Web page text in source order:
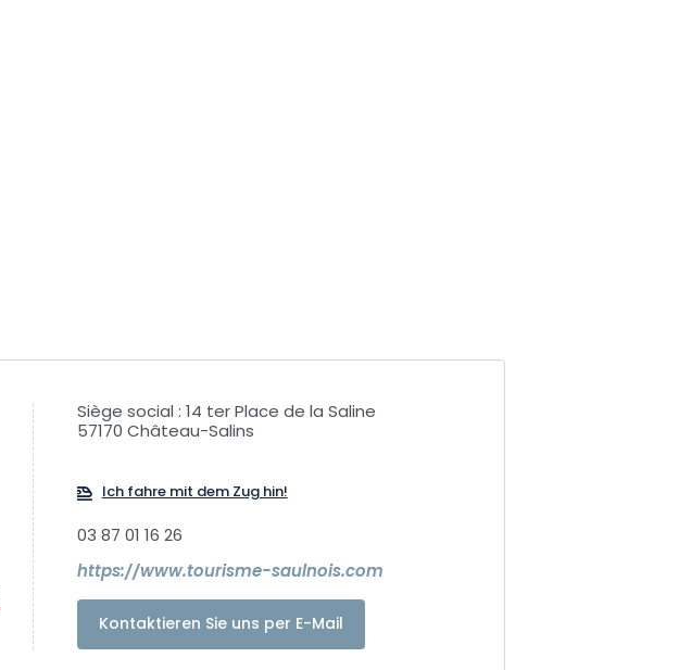
Siège social : 14 ter Place de la Saline
57170 Château-Salins
Ich fahre mit dem Zug hin!
03 87 01 16 26
https://www.tourisme-saulnois.com
Kontaktieren Sie uns per E-Mail